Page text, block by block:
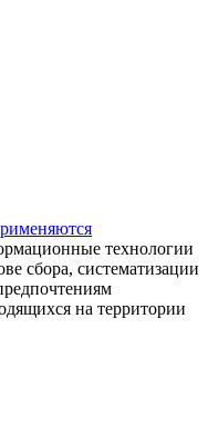
технологии
сбора, систематизации
на территории